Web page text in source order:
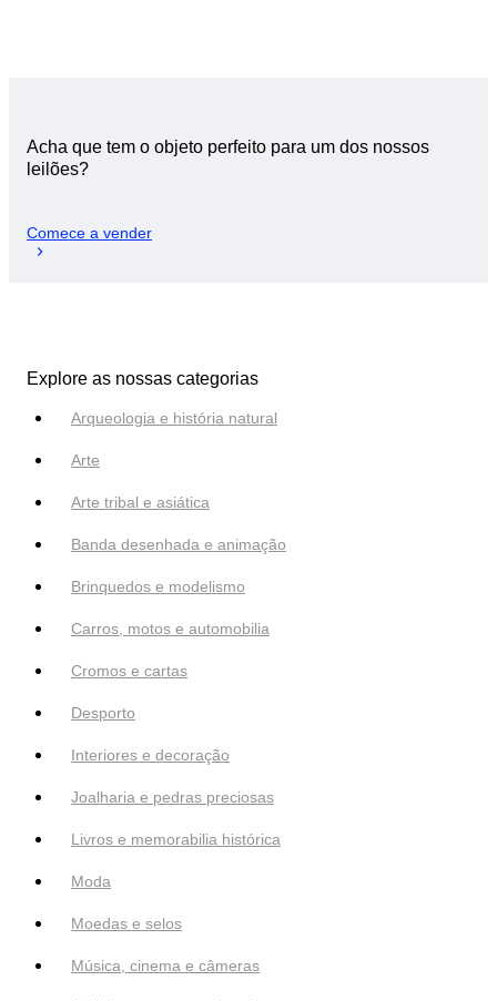
Acha que tem o objeto perfeito para um dos nossos
leilões?
Comece a vender
Explore as nossas categorias
Arqueologia e história natural
Arte
Arte tribal e asiática
Banda desenhada e animação
Brinquedos e modelismo
Carros, motos e automobilia
Cromos e cartas
Desporto
Interiores e decoração
Joalharia e pedras preciosas
Livros e memorabilia histórica
Moda
Moedas e selos
Música, cinema e câmeras